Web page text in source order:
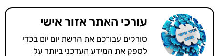
עורכי האתר אזור אישי
סורקים עבורכם את הרשת יום יום בכדי
לספק את המידע העדכני ביותר על